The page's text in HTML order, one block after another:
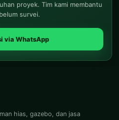
proyek. Tim kami membantu
survei.
via WhatsApp
hias, gazebo, dan jasa